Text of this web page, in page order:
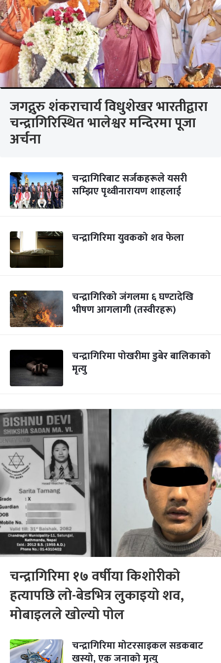
जगद्गुरु शंकराचार्य विधुशेखर भारतीद्वारा
चन्द्रागिरिस्थित भालेश्वर मन्दिरमा पूजा
अर्चना
चन्द्रागिरिबाट सर्जकहरूले यसरी
सम्झिए पृथ्वीनारायण शाहलाई
चन्द्रागिरिमा युवकको शव फेला
चन्द्रागिरिको जंगलमा ६ घण्टादेखि
भीषण आगलागी (तस्वीरहरू)
चन्द्रागिरिमा पोखरीमा डुबेर बालिकाको
मृत्यु
चन्द्रागिरिमा १७ वर्षीया किशोरीको
हत्यापछि लो-बेडभित्र लुकाइयो शव,
मोबाइलले खोल्यो पोल
चन्द्रागिरिमा मोटरसाइकल सडकबाट
खस्यो, एक जनाको मृत्यु